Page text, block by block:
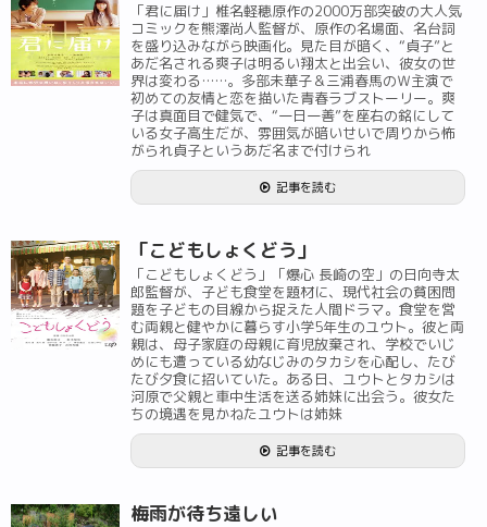
「君に届け」椎名軽穂原作の2000万部突破の大人気
コミックを熊澤尚人監督が、原作の名場面、名台詞
を盛り込みながら映画化。見た目が暗く、“貞子”と
あだ名される爽子は明るい翔太と出会い、彼女の世
界は変わる……。多部未華子＆三浦春馬のＷ主演で
初めての友情と恋を描いた青春ラブストーリー。爽
子は真面目で健気で、“一日一善”を座右の銘にして
いる女子高生だが、雰囲気が暗いせいで周りから怖
がられ貞子というあだ名まで付けられ
記事を読む
「こどもしょくどう」
「こどもしょくどう」「爆心 長崎の空」の日向寺太
郎監督が、子ども食堂を題材に、現代社会の貧困問
題を子どもの目線から捉えた人間ドラマ。食堂を営
む両親と健やかに暮らす小学5年生のユウト。彼と両
親は、母子家庭の母親に育児放棄され、学校でいじ
めにも遭っている幼なじみのタカシを心配し、たび
たび夕食に招いていた。ある日、ユウトとタカシは
河原で父親と車中生活を送る姉妹に出会う。彼女た
ちの境遇を見かねたユウトは姉妹
記事を読む
梅雨が待ち遠しい